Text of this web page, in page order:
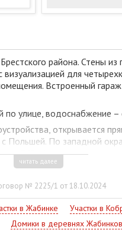
района. Стены
для
Встроенный
по улице, водоснабжение –
открывается
Польшей. По западной
ГУО «Мухавецкая
СВА, ОАО «Племзавод
читать далее
№ 2225/1 от 18.10.2024
в Жабинке Участки в
Домики в деревнях